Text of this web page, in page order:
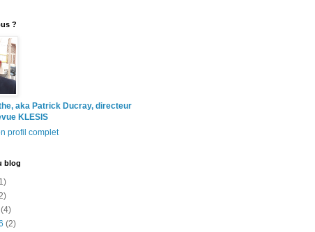
?
aka Patrick Ducray, directeur
KLESIS
profil complet
blog
(4)
(2)